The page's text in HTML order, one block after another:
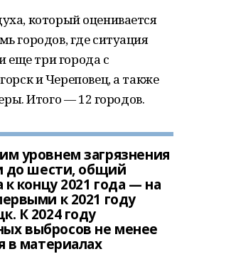
который оценивается
городов, где ситуация
еще три города с
и Череповец, а также
Итого — 12 городов.
уровнем загрязнения
до шести, общий
концу 2021 года — на
к 2021 году
К 2024 году
выбросов не менее
в материалах